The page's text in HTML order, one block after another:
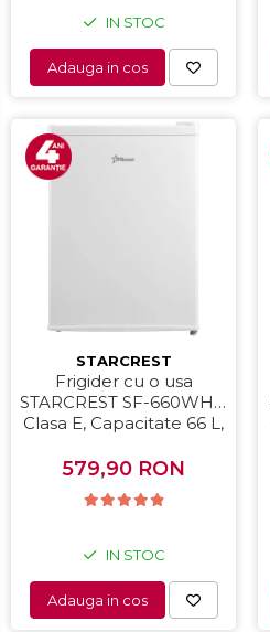
IN STOC
Adauga in cos
STARCREST
Frigider cu o usa
STARCREST SF-660WHT,
Clasa E, Capacitate 66 L,
579,90 RON
IN STOC
Adauga in cos